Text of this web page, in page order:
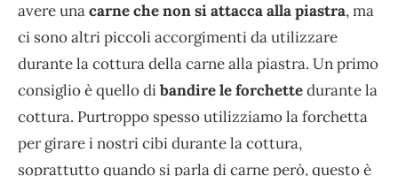
avere unacarne che non si attacca alla piastra, ma
ci sono altri piccoli accorgimenti da utilizzare
durante la cottura della carne alla piastra. Un primo
consiglio è quello dibandire le forchettedurante la
cottura. Purtroppo spesso utilizziamo la forchetta
per girare i nostri cibi durante la cottura,
soprattutto quando si parla di carne però, questo è